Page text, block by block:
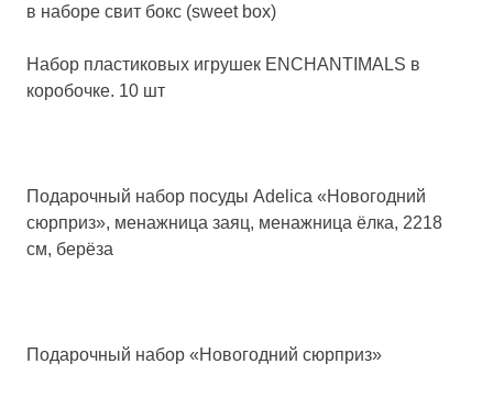
в наборе свит бокс (sweet box)
Набор пластиковых игрушек ENCHANTIMALS в
коробочке. 10 шт
Подарочный набор посуды Adelica «Новогодний
сюрприз», менажница заяц, менажница ёлка, 2218
см, берёза
Подарочный набор «Новогодний сюрприз»